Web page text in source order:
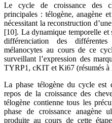
Le cycle de croissance des
principales : télogène, anagène
nécessitant la reconstruction
[10]. La dynamique temporelle et
différenciation des
mélanocytes au cours de ce
surveillant l’expression des
TYRP1, cKIT et Ki67 (résumés à
La phase télogène du cycle est
repos de la croissance des
télogène contienne tous les
phase de croissance anagène
produite au cours de cette